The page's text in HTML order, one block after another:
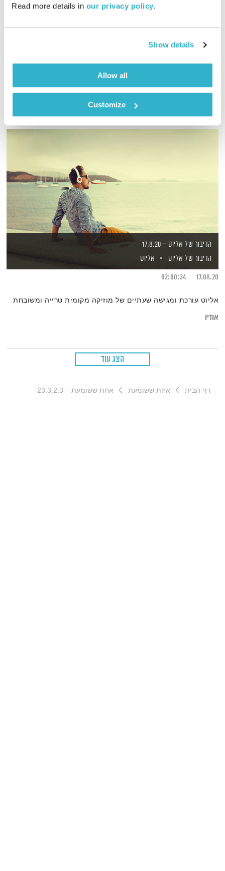
Read more details in our privacy policy.
Show details
Allow all
Customize
לירון תאני
20.04.25
01:32:52
תם החופש. ראשון עם ים מוזיקה חדשה.
אודיו
הדיבור של אליוט – 17.8.20
הדיבור של אליוט
אליוט
17.08.20
02:00:34
אליוט עורכת ומגישה שעתיים של מוזיקה מקומית טרייה ומשובחת
אודיו
הצג עוד
דף הבית אחת ששומעת אחת ששומעת – 23.3.2.3